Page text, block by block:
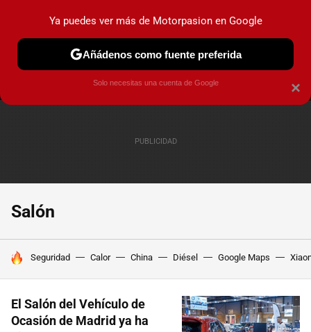
MENÚ NUEVO
COCHES ELÉCTRICOS OBSERVATORIO
Salón
HOY SE HABLA DE
Seguridad Calor China Diésel Google Maps
El Salón del Vehículo de
Ocasión de Madrid ya ha
×
Ya puedes ver más de Motorpasion en Google
Añádenos como fuente preferida
Solo necesitas una cuenta de Google